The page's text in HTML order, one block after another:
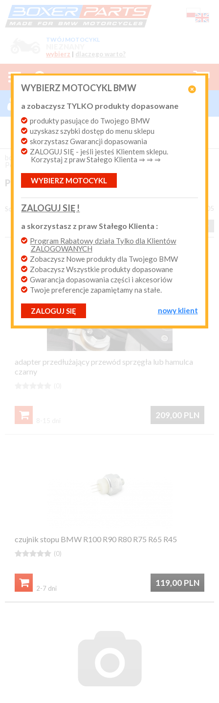
TWÓJ MOTOCYKL
wybierz | dlaczego warto?

WYBIERZ MOTOCYKL BMW
a zobaczysz TYLKO produkty dopasowane
produkty pasujące do Twojego BMW
uzyskasz szybki dostęp do menu sklepu
skorzystasz Gwarancji dopasowania
ZALOGUJ SIĘ - jeśli jesteś Klientem sklepu.
Korzystaj z praw Stałego Klienta ⇒ ⇒ ⇒
WYBIERZ MOTOCYKL
ZALOGUJ SIĘ !
a skorzystasz z praw Stałego Klienta :
Program Rabatowy działa Tylko dla Klientów
ZALOGOWANYCH
Zobaczysz Nowe produkty dla Twojego BMW
Zobaczysz Wszystkie produkty dopasowane
Gwarancja dopasowania części i akcesoriów
Twoje preferencje zapamiętamy na stałe.
ZALOGUJ SIĘ nowy klient
  
0
 Nowy klient
Login:
Hasło:
przypomnij mi hasło nowy klient
Produkty dopasowane do Twojego motocykla
BMW. Program Rabatowy po pierwszych zakupach. Od 20
lat on-line kurier Inpost i Paczkomat od 9.90 zł
boxer-parts / EKSPLOATACJA / Hamulce /
Pompa, przewody hamulca
POMPA, PRZEWODY HAMULCA
Sortuj według produkty 1 - 48 z 105
adapter przedłużający przewód sprzęgła lub hamulca
czarny
209,00 PLN

czujnik stopu BMW R100 R90 R80 R75 R65 R45
 (0)
119,00 PLN

2-7 dni